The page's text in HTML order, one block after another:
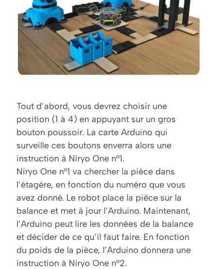
Tout d’abord, vous devrez choisir une
position (1 à 4) en appuyant sur un gros
bouton poussoir. La carte Arduino qui
surveille ces boutons enverra alors une
instruction à Niryo One n°1.
Niryo One n°1 va chercher la pièce dans
l’étagère, en fonction du numéro que vous
avez donné. Le robot place la pièce sur la
balance et met à jour l’Arduino. Maintenant,
l’Arduino peut lire les données de la balance
et décider de ce qu’il faut faire. En fonction
du poids de la pièce, l’Arduino donnera une
instruction à Niryo One n°2.